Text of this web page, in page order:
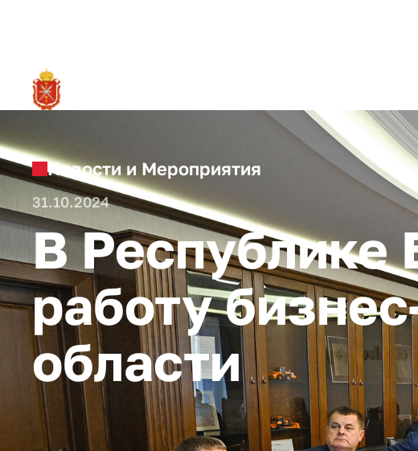
Новости и Мероприятия
31.10.2024
В Республике
работу
области